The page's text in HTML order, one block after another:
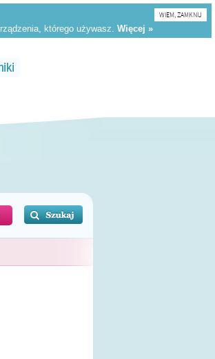
WIEM, ZAMKNIJ